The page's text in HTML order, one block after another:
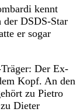
kennt
der DSDS-Star
er sogar
Der Ex-
Kopf. An den
zu Pietro
Dieter